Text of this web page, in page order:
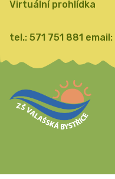
Virtuální prohlídka
tel.: 571 751 881 email: